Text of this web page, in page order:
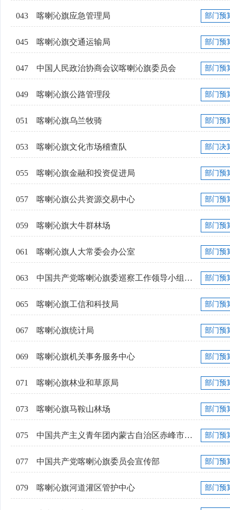
043 喀喇沁旗应急管理局 部门预
045 喀喇沁旗交通运输局 部门预
047 中国人民政治协商会议喀喇沁旗委员会 部门预
049 喀喇沁旗公路管理段 部门预
051 喀喇沁旗乌兰牧骑 部门预
053 喀喇沁旗文化市场稽查队 部门决
055 喀喇沁旗金融和投资促进局 部门预
057 喀喇沁旗公共资源交易中心 部门预
059 喀喇沁旗大牛群林场 部门预
061 喀喇沁旗人大常委会办公室 部门预
063 中国共产党喀喇沁旗委巡察工作领导小组办... 部门预
065 喀喇沁旗工信和科技局 部门预
067 喀喇沁旗统计局 部门预
069 喀喇沁旗机关事务服务中心 部门预
071 喀喇沁旗林业和草原局 部门预
073 喀喇沁旗马鞍山林场 部门预
075 中国共产主义青年团内蒙古自治区赤峰市喀... 部门预
077 中国共产党喀喇沁旗委员会宣传部 部门预
079 喀喇沁旗河道灌区管护中心 部门预